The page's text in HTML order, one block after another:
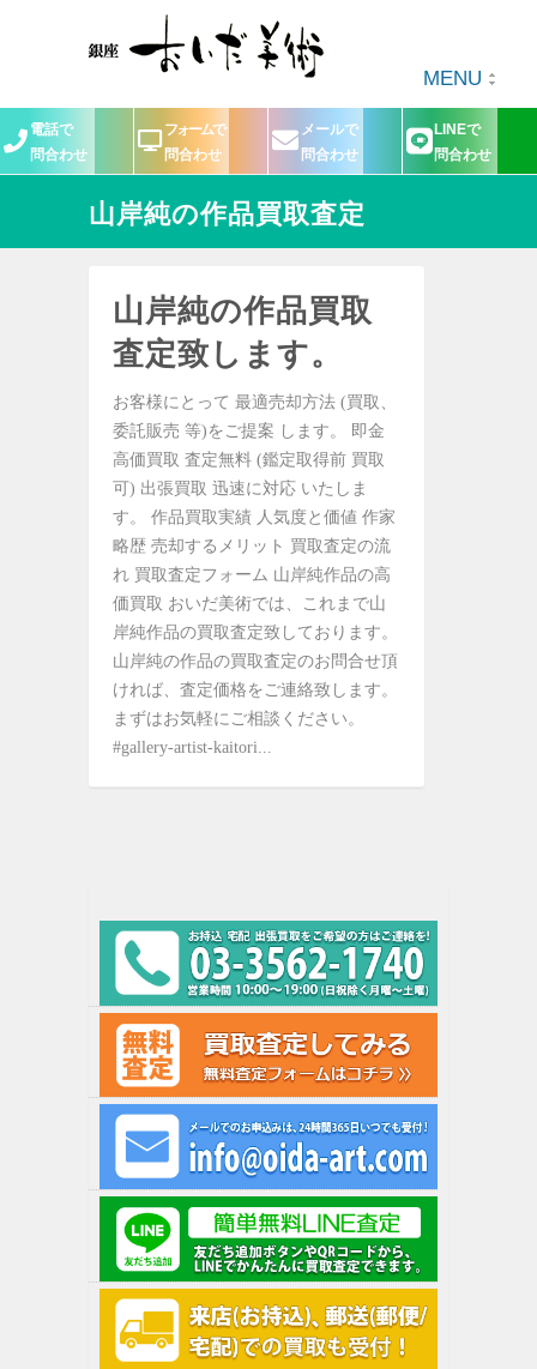
MENU
電話で
問合わせ
フォームで
問合わせ
メールで
問合わせ
LINEで
問合わせ
山岸純の作品買取査定
山岸純の作品買取
査定致します。
お客様にとって 最適売却方法 (買取、
委託販売 等)をご提案 します。 即金
高価買取 査定無料 (鑑定取得前 買取
可) 出張買取 迅速に対応 いたしま
す。 作品買取実績 人気度と価値 作家
略歴 売却するメリット 買取査定の流
れ 買取査定フォーム 山岸純作品の高
価買取 おいだ美術では、これまで山
岸純作品の買取査定致しております。
山岸純の作品の買取査定のお問合せ頂
ければ、査定価格をご連絡致します。
まずはお気軽にご相談ください。
#gallery-artist-kaitori...